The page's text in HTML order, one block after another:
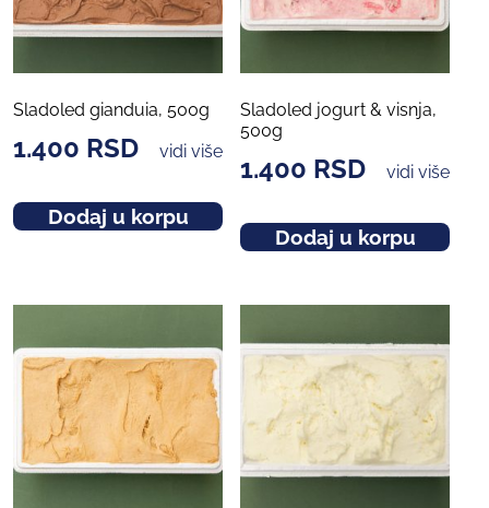
Sladoled gianduia, 500g
1.400 RSD vidi više
Dodaj u korpu
Sladoled jogurt & visnja,
500g
1.400 RSD vidi više
Dodaj u korpu